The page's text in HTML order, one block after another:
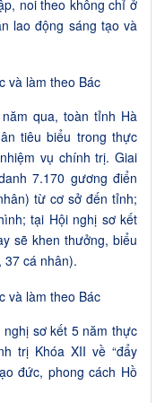
noi theo không chỉ ở
lao động sáng tạo và
qua, toàn tỉnh Hà
tiêu biểu trong thực
vụ chính trị. Giai
7.170 gương điển
từ cơ sở đến tỉnh;
tại Hội nghị sơ kết
sẽ khen thưởng, biểu
cá nhân).
sơ kết 5 năm thực
trị Khóa XII về “đẩy
đức, phong cách Hồ